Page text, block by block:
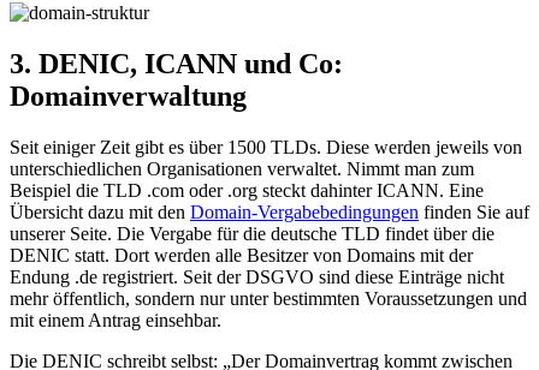
3. DENIC, ICANN und Co:
Domainverwaltung
Seit einiger Zeit gibt es über 1500 TLDs. Diese werden jeweils von
unterschiedlichen Organisationen verwaltet. Nimmt man zum
Beispiel die TLD .com oder .org steckt dahinter ICANN. Eine
Übersicht dazu mit den Domain-Vergabebedingungen finden Sie auf
unserer Seite. Die Vergabe für die deutsche TLD findet über die
DENIC statt. Dort werden alle Besitzer von Domains mit der
Endung .de registriert. Seit der DSGVO sind diese Einträge nicht
mehr öffentlich, sondern nur unter bestimmten Voraussetzungen und
mit einem Antrag einsehbar.
Die DENIC schreibt selbst: „Der Domainvertrag kommt zwischen